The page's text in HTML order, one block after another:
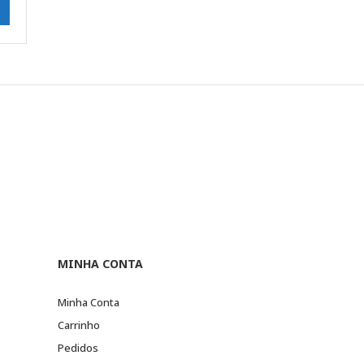
MINHA CONTA
Minha Conta
Carrinho
Pedidos